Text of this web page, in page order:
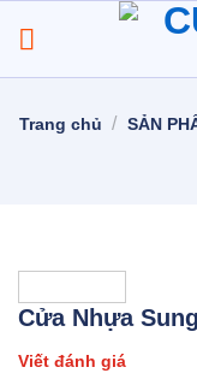
đến
nội
Trang chủ / SẢN
Cửa Nhựa
Viết đánh giá